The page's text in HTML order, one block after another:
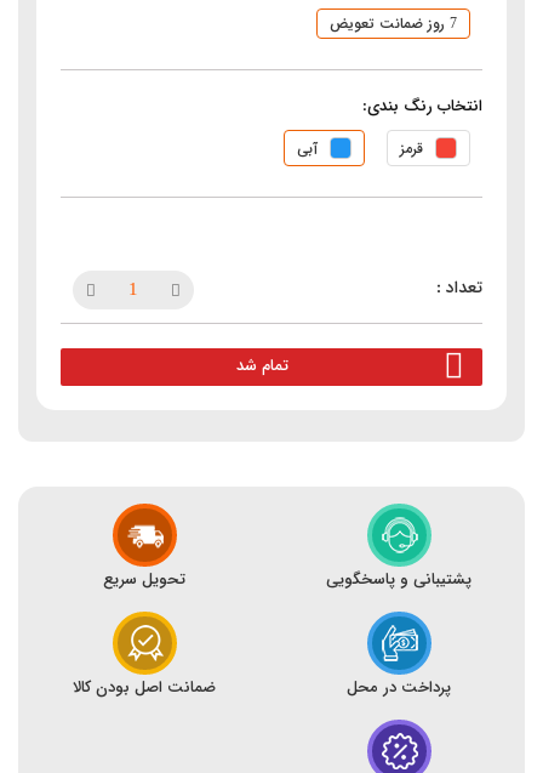
7 روز ضمانت تعویض
انتخاب رنگ بندی:
قرمز آبی
تمام شد
پشتیبانی و پاسخگویی تحویل سریع
پرداخت در محل ضمانت اصل بودن کالا